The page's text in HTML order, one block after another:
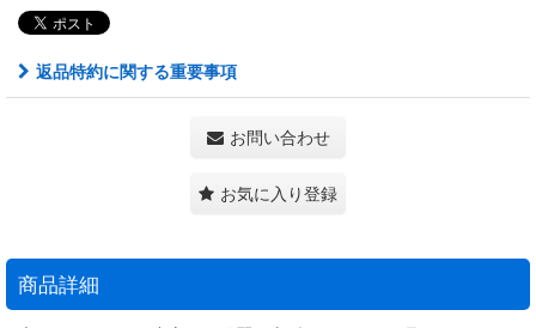
返品特約に関する重要事項
お問い合わせ
お気に入り登録
商品詳細